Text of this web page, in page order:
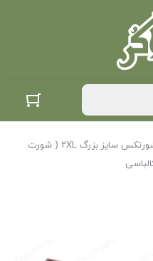
/ شورتکس سایز بزرگ ۲XL ( شورت